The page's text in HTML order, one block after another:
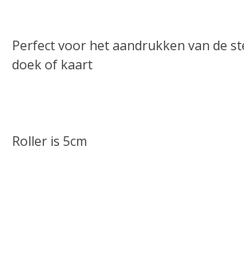
Perfect voor het aandrukken van de
doek of kaart
Roller is 5cm